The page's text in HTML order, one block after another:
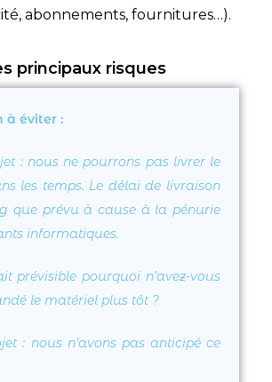
abonnements, fournitures…).
principaux risques
à éviter :
: nous ne pourrons pas livrer le
les temps. Le délai de livraison
que prévu à cause à la pénurie
informatiques.
prévisible pourquoi n’avez-vous
le matériel plus tôt ?
: nous n’avons pas anticipé ce